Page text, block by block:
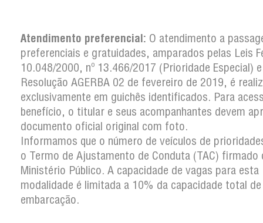
Atendimento preferencial: O atendimento a
preferenciais e gratuidades, amparados pelas Leis
10.048/2000, nº 13.466/2017 (Prioridade Especial) e
Resolução AGERBA 02 de fevereiro de 2019, é
exclusivamente em guichês identificados. Para
benefício, o titular e seus acompanhantes devem
documento oficial original com foto.
Informamos que o número de veículos de
o Termo de Ajustamento de Conduta (TAC) firmado
Ministério Público. A capacidade de vagas para esta
modalidade é limitada a 10% da capacidade total
embarcação.